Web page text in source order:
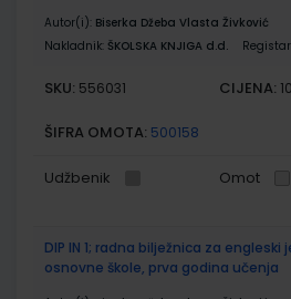
Autor(i): Biserka Džeba Vlasta Živković
Nakladnik: ŠKOLSKA KNJIGA d.d.
SKU: 556031 CIJENA:
ŠIFRA OMOTA: 500158
Udžbenik Omot
DIP IN 1; radna bilježnica za
osnovne škole, prva godina učenja